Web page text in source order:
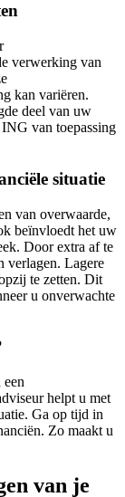
verwerking van
kan variëren.
deel van uw
van toepassing
situatie
van overwaarde,
beïnvloedt het uw
Door extra af te
verlagen. Lagere
te zetten. Dit
u onverwachte
een
helpt u met
Ga op tijd in
Zo maakt u
van je